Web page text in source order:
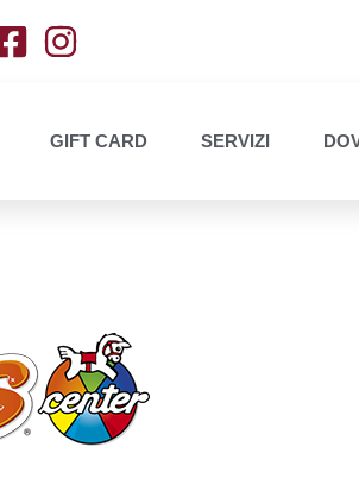
GIFT CARD SERVIZI